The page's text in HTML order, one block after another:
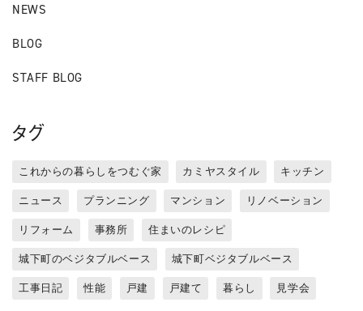
NEWS
BLOG
STAFF BLOG
タグ
これからの暮らしをつむぐ家 カミヤスタイル キッチン
ニュース プランニング マンション リノベーション
リフォーム 事務所 住まいのレシピ
城下町のベジタブルベース 城下町ベジタブルベース
工事日記 性能 戸建 戸建て 暮らし 見学会